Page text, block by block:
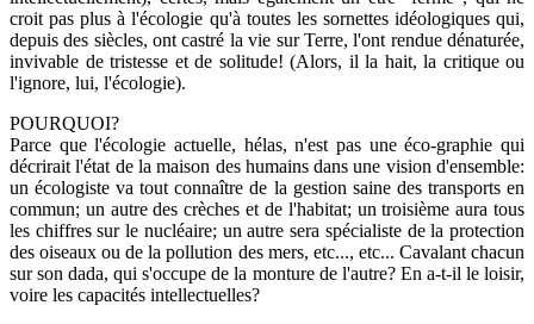
croit pas plus à l'écologie qu'à toutes les sornettes idéologiques qui,
depuis des siècles, ont castré la vie sur Terre, l'ont rendue dénaturée,
invivable de tristesse et de solitude! (Alors, il la hait, la critique ou
l'ignore, lui, l'écologie).
POURQUOI?
Parce que l'écologie actuelle, hélas, n'est pas une éco-graphie qui
décrirait l'état de la maison des humains dans une vision d'ensemble:
un écologiste va tout connaître de la gestion saine des transports en
commun; un autre des crèches et de l'habitat; un troisième aura tous
les chiffres sur le nucléaire; un autre sera spécialiste de la protection
des oiseaux ou de la pollution des mers, etc..., etc... Cavalant chacun
sur son dada, qui s'occupe de la monture de l'autre? En a-t-il le loisir,
voire les capacités intellectuelles?